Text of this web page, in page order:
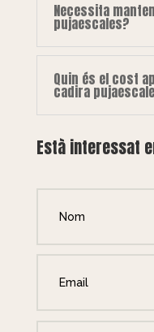
Necessita
pujaescales?
Quin és el cost
cadira
Està interessat